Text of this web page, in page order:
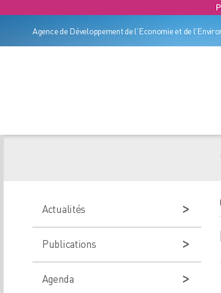
Agence de Développement de l'Economie et de
Actualités
Publications
Agenda